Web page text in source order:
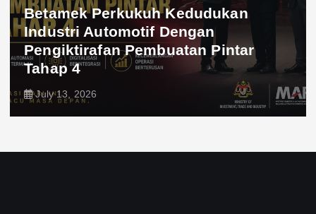
Betamek Perkukuh Kedudukan
Industri Automotif Dengan
Pengiktirafan Pembuatan Pintar
Tahap 4
July 13, 2026